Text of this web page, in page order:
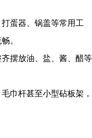
蛋器、锅盖等常用工
。
摆放油、盐、酱、醋等
巾杆甚至小型砧板架，